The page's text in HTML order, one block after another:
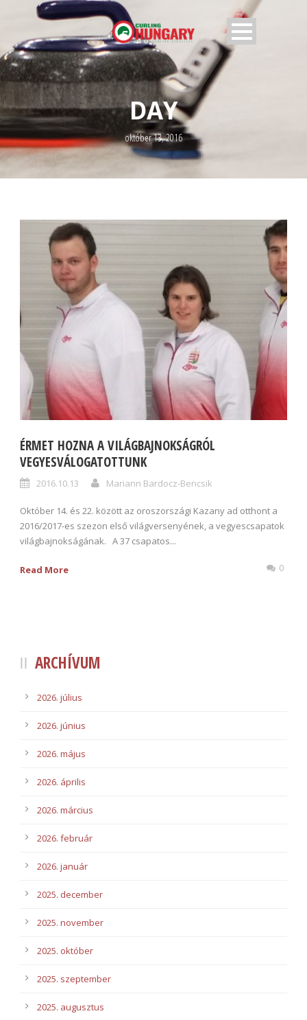
DAY
október 13, 2016
ÉRMET HOZNA A VILÁGBAJNOKSÁGRÓL
VEGYESVÁLOGATOTTUNK
2016.10.13 Mariann Bardocz-Bencsik
Október 14. és 22. között az oroszországi Kazany ad otthont a
2016/2017-es szezon első világversenyének, a vegyescsapatok
világbajnokságának. A 37 csapatos...
Read More 0
ARCHÍVUM
2026. július
2026. június
2026. május
2026. április
2026. március
2026. február
2026. január
2025. december
2025. november
2025. október
2025. szeptember
2025. augusztus